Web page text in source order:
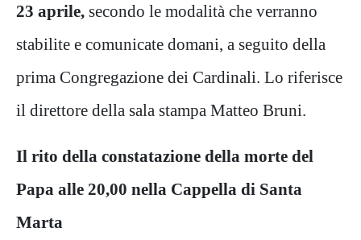
23 aprile, secondo le modalità che verranno
stabilite e comunicate domani, a seguito della
prima Congregazione dei Cardinali. Lo riferisce
il direttore della sala stampa Matteo Bruni.
Il rito della constatazione della morte del
Papa alle 20,00 nella Cappella di Santa
Marta